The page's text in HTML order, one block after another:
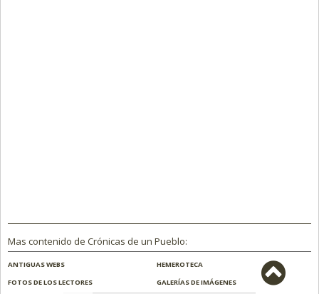
Mas contenido de Crónicas de un Pueblo:
ANTIGUAS WEBS
HEMEROTECA
FOTOS DE LOS LECTORES
GALERÍAS DE IMÁGENES